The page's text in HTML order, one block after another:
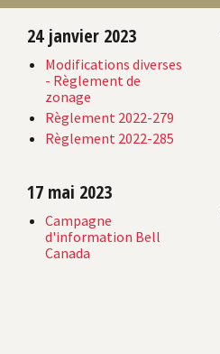
24 janvier 2023
Modifications diverses
- Règlement de
zonage
Règlement 2022-279
Règlement 2022-285
17 mai 2023
Campagne
d'information Bell
Canada